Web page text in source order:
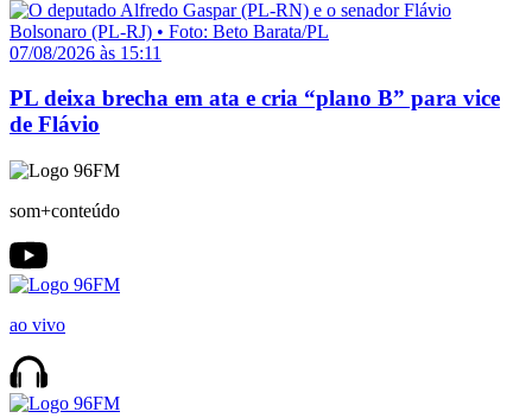
07/08/2026 às 15:11
PL deixa brecha em ata e cria “plano B” para vice
de Flávio
som+conteúdo
ao vivo